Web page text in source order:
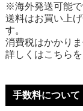
※海外発送可能で
送料はお買い上
す。
消費税はかかり
詳しくはこちらを
手数料について